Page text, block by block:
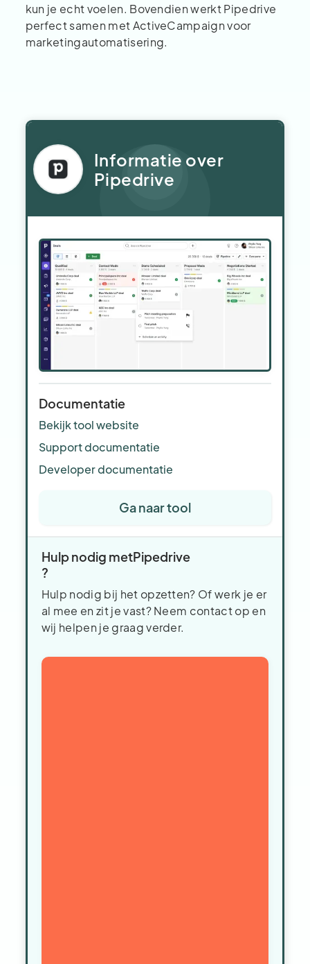
kun je echt voelen. Bovendien werkt Pipedrive
perfect samen met ActiveCampaign voor
marketingautomatisering.
Informatie over
Pipedrive
Documentatie
Bekijk tool website
Support documentatie
Developer documentatie
Ga naar tool
Hulp nodig metPipedrive
?
Hulp nodig bij het opzetten? Of werk je er
al mee en zit je vast? Neem contact op en
wij helpen je graag verder.